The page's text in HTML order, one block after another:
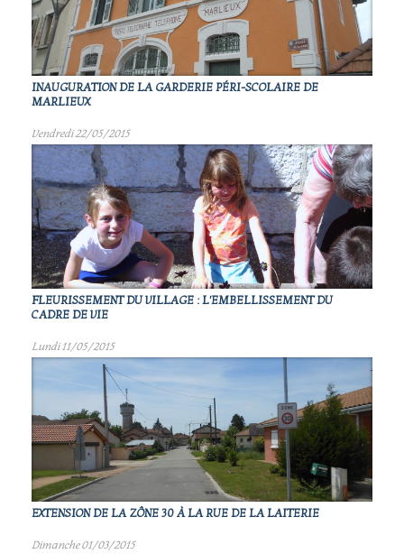
INAUGURATION DE LA GARDERIE PÉRI-SCOLAIRE DE
MARLIEUX
Vendredi 22/05/2015
FLEURISSEMENT DU VILLAGE : L'EMBELLISSEMENT DU
CADRE DE VIE
Lundi 11/05/2015
EXTENSION DE LA ZÔNE 30 À LA RUE DE LA LAITERIE
Dimanche 01/03/2015